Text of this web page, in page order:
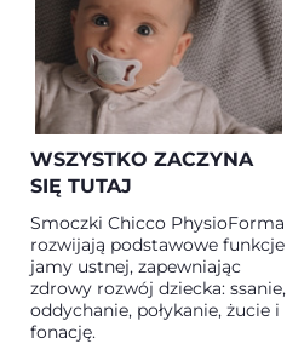
WSZYSTKO ZACZYNA
SIĘ TUTAJ
Smoczki Chicco PhysioForma
rozwijają podstawowe funkcje
jamy ustnej, zapewniając
zdrowy rozwój dziecka: ssanie,
oddychanie, połykanie, żucie i
fonację.